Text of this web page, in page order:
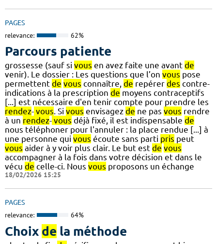
PAGES
relevance: 62%
Parcours patiente
grossesse (sauf si vous en avez faite une avant de
venir). Le dossier : Les questions que l’on vous pose
permettent de vous connaître, de repérer des contre-
indications à la prescription de moyens contraceptifs
[...] est nécessaire d'en tenir compte pour prendre les
rendez- vous. Si vous envisagez de ne pas vous rendre
à un rendez- vous déjà fixé, il est indispensable de
nous téléphoner pour l'annuler : la place rendue [...] à
une personne qui vous écoute sans parti pris peut
vous aider à y voir plus clair. Le but est de vous
accompagner à la fois dans votre décision et dans le
vécu de celle-ci. Nous vous proposons un échange
18/02/2026 15:25
PAGES
relevance: 64%
Choix de la méthode